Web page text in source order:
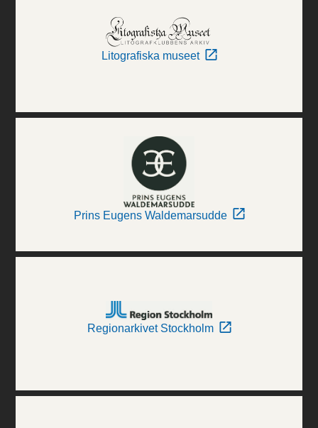
Litografiska museet
Prins Eugens Waldemarsudde
Regionarkivet Stockholm